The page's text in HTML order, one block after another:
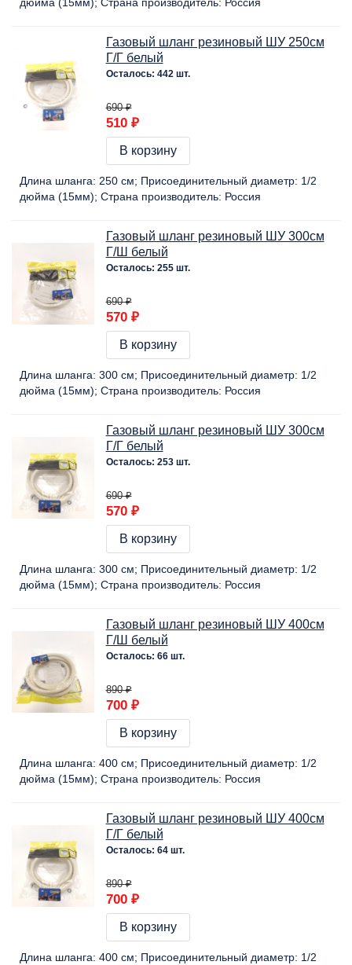
Газовый шланг резиновый ШУ 250см
Г/Г белый
Осталось: 442 шт.
690 ₽
510 ₽
В корзину
Длина шланга: 250 cм Присоединительный диаметр: 1/2
дюйма (15мм) Страна производитель: Россия
Газовый шланг резиновый ШУ 300см
Г/Ш белый
Осталось: 255 шт.
690 ₽
570 ₽
В корзину
Длина шланга: 300 cм Присоединительный диаметр: 1/2
дюйма (15мм) Страна производитель: Россия
Газовый шланг резиновый ШУ 300см
Г/Г белый
Осталось: 253 шт.
690 ₽
570 ₽
В корзину
Длина шланга: 300 cм Присоединительный диаметр: 1/2
дюйма (15мм) Страна производитель: Россия
Газовый шланг резиновый ШУ 400см
Г/Ш белый
Осталось: 66 шт.
890 ₽
700 ₽
В корзину
Длина шланга: 400 cм Присоединительный диаметр: 1/2
дюйма (15мм) Страна производитель: Россия
Газовый шланг резиновый ШУ 400см
Г/Г белый
Осталось: 64 шт.
890 ₽
700 ₽
В корзину
Длина шланга: 400 cм Присоединительный диаметр: 1/2